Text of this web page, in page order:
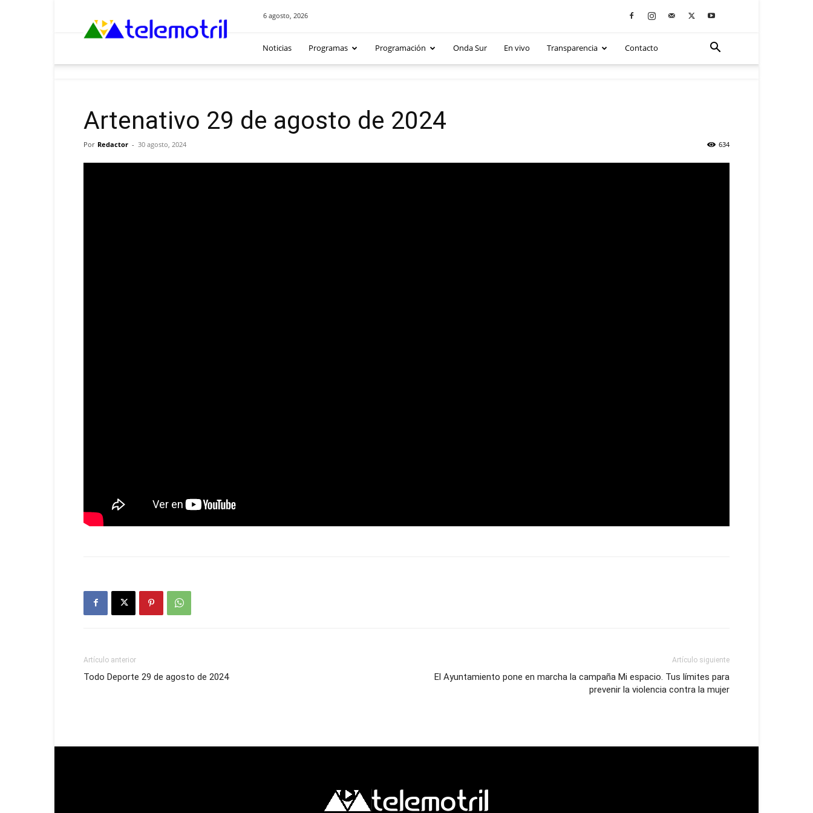
6 agosto, 2026
Noticias Programas Programación Onda Sur En vivo Transparencia Contacto
Artenativo 29 de agosto de 2024
Por Redactor - 30 agosto, 2024 634
Artículo anterior
Todo Deporte 29 de agosto de 2024
Artículo siguiente
El Ayuntamiento pone en marcha la campaña Mi espacio. Tus límites para
prevenir la violencia contra la mujer